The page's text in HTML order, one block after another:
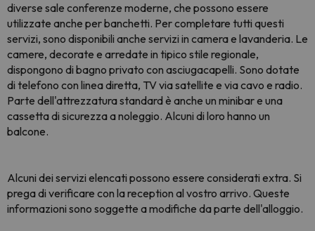
diverse sale conferenze moderne, che possono essere
utilizzate anche per banchetti. Per completare tutti questi
servizi, sono disponibili anche servizi in camera e lavanderia. Le
camere, decorate e arredate in tipico stile regionale,
dispongono di bagno privato con asciugacapelli. Sono dotate
di telefono con linea diretta, TV via satellite e via cavo e radio.
Parte dell'attrezzatura standard è anche un minibar e una
cassetta di sicurezza a noleggio. Alcuni di loro hanno un
balcone.
Alcuni dei servizi elencati possono essere considerati extra. Si
prega di verificare con la reception al vostro arrivo. Queste
informazioni sono soggette a modifiche da parte dell'alloggio.